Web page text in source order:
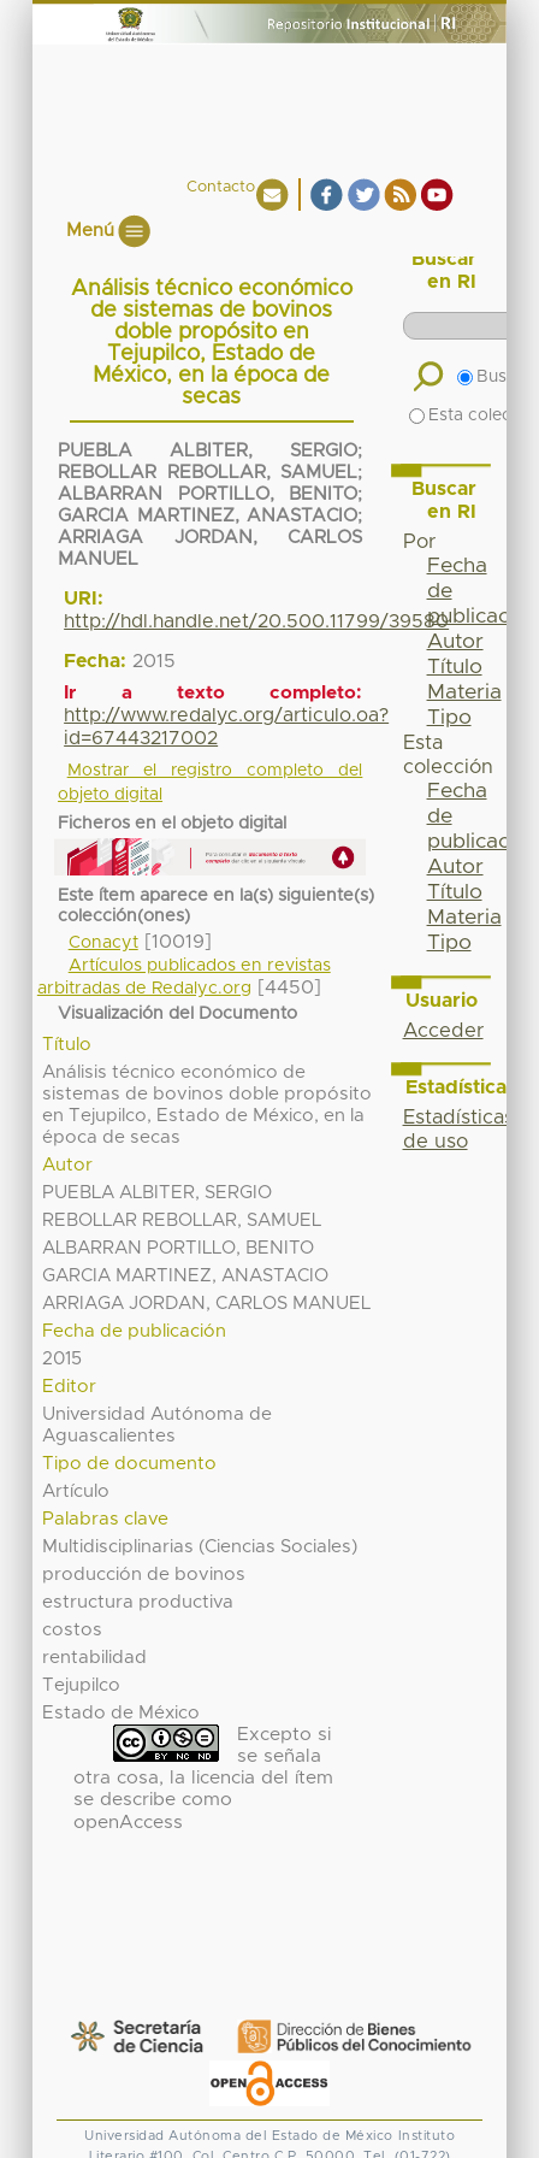
Contacto
Menú
Análisis técnico económico
de sistemas de bovinos
doble propósito en
Tejupilco, Estado de
México, en la época de
secas
PUEBLA ALBITER, SERGIO;
REBOLLAR REBOLLAR, SAMUEL;
ALBARRAN PORTILLO, BENITO;
GARCIA MARTINEZ, ANASTACIO;
ARRIAGA JORDAN, CARLOS
MANUEL
URI:
http://hdl.handle.net/20.500.11799/39580
Fecha: 2015
Ir a texto completo:
http://www.redalyc.org/articulo.oa?
id=67443217002
Mostrar el registro completo del
objeto digital
Ficheros en el objeto digital
Este ítem aparece en la(s) siguiente(s)
colección(ones)
Conacyt[10019]
Artículos publicados en revistas
arbitradas de Redalyc.org
[4450]
Visualización del Documento
Título
Análisis técnico económico de
sistemas de bovinos doble propósito
en Tejupilco, Estado de México, en la
época de secas
Autor
PUEBLA ALBITER, SERGIO
REBOLLAR REBOLLAR, SAMUEL
ALBARRAN PORTILLO, BENITO
GARCIA MARTINEZ, ANASTACIO
ARRIAGA JORDAN, CARLOS MANUEL
Fecha de publicación
2015
Editor
Universidad Autónoma de
Aguascalientes
Tipo de documento
Artículo
Palabras clave
Multidisciplinarias (Ciencias Sociales)
producción de bovinos
estructura productiva
costos
rentabilidad
Tejupilco
Estado de México
Excepto si
se señala
otra cosa, la licencia del ítem
se describe como
openAccess
Buscar
en RI
Buscar
Esta
Buscar
en RI
Por
Fecha
de
publicación
Autor
Título
Materia
Tipo
Esta
colección
Fecha
de
publicación
Autor
Título
Materia
Tipo
Usuario
Acceder
Estadísticas
Estadísticas
de uso
Universidad Autónoma del Estado de México
Instituto